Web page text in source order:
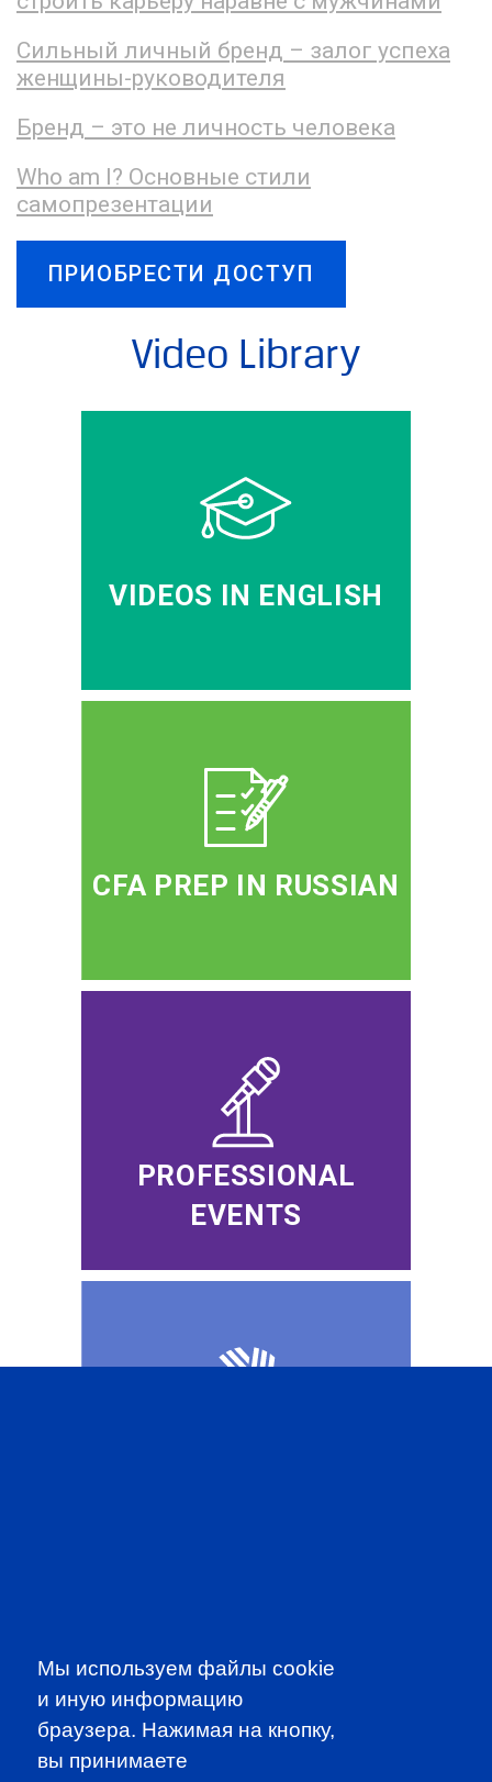
Сильный личный бренд – залог успеха
женщины-руководителя
Бренд – это не личность человека
Who am I? Основные стили
самопрезентации
ПРИОБРЕСТИ ДОСТУП
Video Library
VIDEOS IN ENGLISH
CFA PREP IN RUSSIAN
PROFESSIONAL
EVENTS
SUBSCRIBE TO OUR
NEWSLETTER
to be the first to know about all
CFA news, events an programms
Мы используем файлы cookie
и иную информацию
браузера. Нажимая на кнопку,
вы принимаете